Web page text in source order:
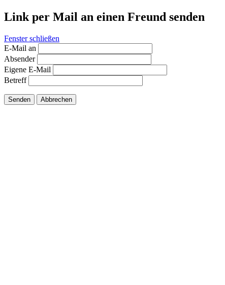
Link per Mail an einen Freund senden
Fenster schließen
E-Mail an
Absender
Eigene E-Mail
Betreff
Senden Abbrechen